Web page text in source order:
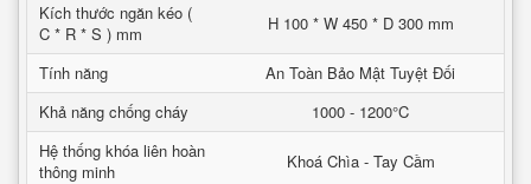
Kích thước ngăn kéo (
C * R * S ) mm
H 100 * W 450 * D 300 mm
Tính năng
An Toàn Bảo Mật Tuyệt Đối
Khả năng chống cháy
1000 - 1200°C
Hệ thống khóa liên hoàn
thông minh
Khoá Chìa - Tay Cầm